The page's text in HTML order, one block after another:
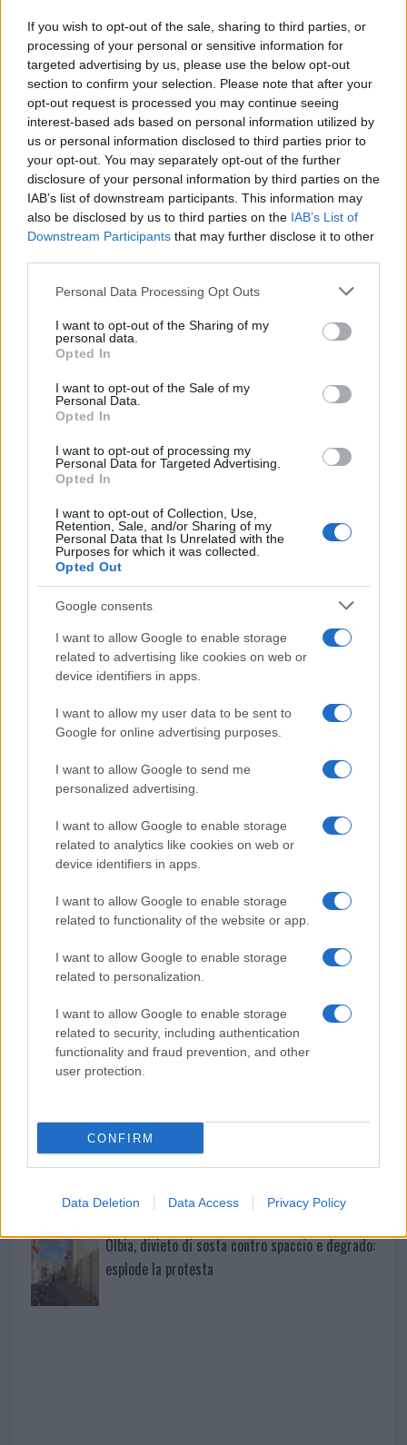
If you wish to opt-out of the sale, sharing to third parties, or
processing of your personal or sensitive information for
targeted advertising by us, please use the below opt-out
section to confirm your selection. Please note that after your
opt-out request is processed you may continue seeing
interest-based ads based on personal information utilized by
us or personal information disclosed to third parties prior to
your opt-out. You may separately opt-out of the further
disclosure of your personal information by third parties on the
IAB’s list of downstream participants. This information may
also be disclosed by us to third parties on the IAB’s List of
Downstream Participants that may further disclose it to other
Please note that this website/app uses one or more Google
not limited to your visit or usage behaviour. You may click to
grant or deny consent to Google and its third-party tags to
use your data for below specified purposes in below Google
consent section.
Personal Data Processing Opt Outs
I want to opt-out of the Sharing of my
personal data.
Opted In
I want to opt-out of the Sale of my
Personal Data.
Opted In
I want to opt-out of processing my
Personal Data for Targeted Advertising.
Opted In
I want to opt-out of Collection, Use,
Retention, Sale, and/or Sharing of my
Personal Data that Is Unrelated with the
Purposes for which it was collected.
Opted Out
Google consents
I want to allow Google to enable storage
related to advertising like cookies on web or
device identifiers in apps.
I want to allow my user data to be sent to
Google for online advertising purposes.
I want to allow Google to send me
personalized advertising.
I want to allow Google to enable storage
related to analytics like cookies on web or
device identifiers in apps.
I want to allow Google to enable storage
related to functionality of the website or app.
I want to allow Google to enable storage
related to personalization.
I want to allow Google to enable storage
related to security, including authentication
functionality and fraud prevention, and other
user protection.
CONFIRM
Data Deletion Data Access Privacy Policy
TEMI: Calcio Olbia Lega Pro Olbia Calcio
Notizie in tempo reale?
Entra nel canale telegram di
GalluraOggi.it
Inviaci le tue segnalazioni,
i tuoi video e le tue foto
345 356 7512
Ricevi le nostre ultime news
daGoogle News
Condividi l'articolo
F
a
ce
b
o
o
k
T
w
it
te
r
Pi
n
te
re
st
W
h
at
s
A
p
p
S
h
a
re
Articolo precedente
Prossimo articolo
NOTIZIE RECENTI
Incendio nella notte a Olbia, a fuoco due furgoni
A fuoco un deposito con bombole, intervento dei
Maddalena, incendio a Monti d’à rena
Le previsioni meteo per il weekend a Olbia e in
Gallura
Calangianus, dopo le polemiche il centro
accoglienza minori chiude
Olbia, divieto di sosta contro spaccio e degrado:
esplode la protesta